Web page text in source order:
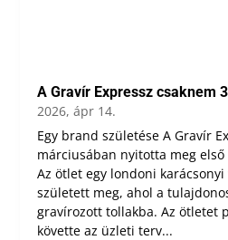
A Gravír Expressz csaknem
2026, ápr 14.
Egy brand születése A Gravír
márciusában nyitotta meg
Az ötlet egy londoni
született meg, ahol a
gravírozott tollakba. Az ötletet
követte az üzleti terv...